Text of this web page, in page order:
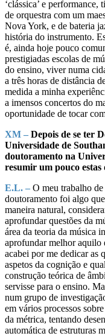
‘clássica’ e
de orquestra com um
Nova York, e de bateria
história do instrumento.
é, ainda hoje pouco
prestigiadas escolas de
do ensino, viver numa
a três horas de distância
medida a minha
a imensos concertos do
oportunidade de tocar
XM – Depois de se ter
Universidade de
doutoramento na
resumir um pouco estas
E.L. – O meu trabalho
doutoramento foi algo
maneira natural,
aprofundar questões da
área da teoria da música
aprofundar melhor aquilo
acabei por me dedicar as
aspetos da cognição e
construção teórica de
servisse para o ensino.
num grupo de
em vários processos
da métrica, tentando
automática de estruturas